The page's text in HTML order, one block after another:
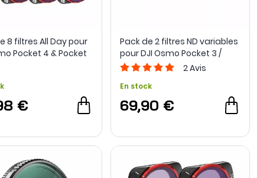
8 filtres All Day pour
Pocket 4 & Pocket
€
Pack de 2 filtres ND variables
pour DJI Osmo Pocket 3 /
Pocket 4 - Freewell
2Avis
En stock
69,90 €